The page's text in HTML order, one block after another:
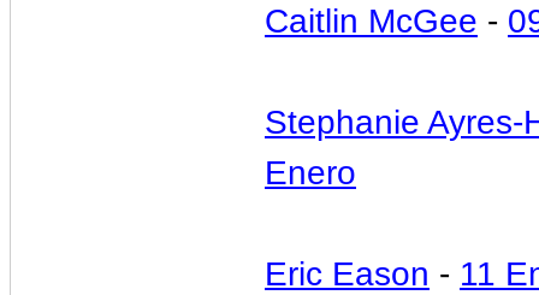
Caitlin McGee -
Stephanie Ayres-
Enero
Eric Eason - 11